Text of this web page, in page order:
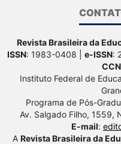
Revista Brasileira da
ISSN: 1983-0408 | e-ISSN:
Instituto Federal de
Programa de Pós-
Av. Salgado Filho, 1559,
E-mail:
A Revista Brasileira da